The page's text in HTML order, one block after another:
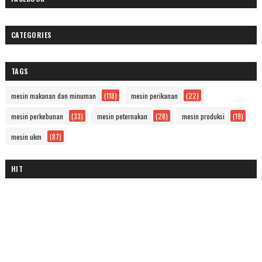
CATEGORIES
TAGS
mesin makanan dan minuman (118) mesin perikanan (22)
mesin perkebunan (33) mesin peternakan (28) mesin produksi (19)
mesin ukm (87)
HIT